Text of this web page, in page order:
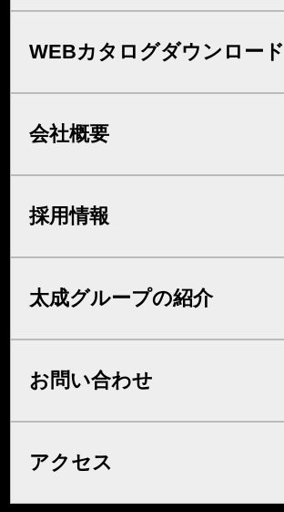
WEBカタログダウンロード
会社概要
採用情報
太成グループの紹介
お問い合わせ
アクセス